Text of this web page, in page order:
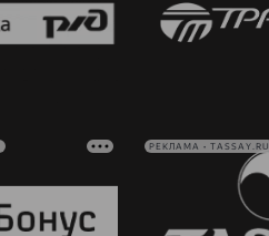
РЕКЛАМА • TASSAY.RU